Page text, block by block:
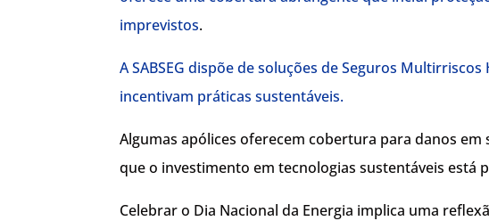
imprevistos.
A SABSEG dispõe de soluções de Seguros
incentivam práticas sustentáveis.
Algumas apólices oferecem cobertura para danos
que o investimento em tecnologias sustentáveis está
Celebrar o Dia Nacional da Energia implica uma